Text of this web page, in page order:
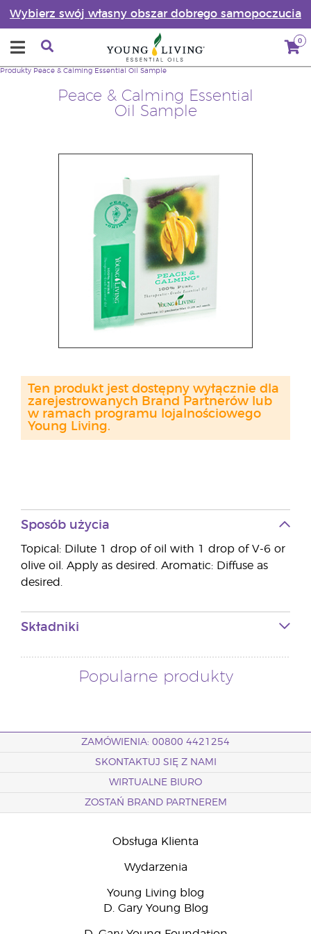
Wybierz swój własny obszar dobrego samopoczucia
0
Peace & Calming Essential
Oil Sample
Produkty Peace & Calming Essential Oil Sample
Ten produkt jest dostępny wyłącznie dla
zarejestrowanych Brand Partnerów lub
w ramach programu lojalnościowego
Young Living.
Sposób użycia
Topical: Dilute 1 drop of oil with 1 drop of V-6 or
olive oil. Apply as desired. Aromatic: Diffuse as
desired.
Składniki
Popularne produkty
ZAMÓWIENIA: 00800 4421254
SKONTAKTUJ SIĘ Z NAMI
WIRTUALNE BIURO
ZOSTAŃ BRAND PARTNEREM
Obsługa Klienta
Wydarzenia
Young Living blog
D. Gary Young Blog